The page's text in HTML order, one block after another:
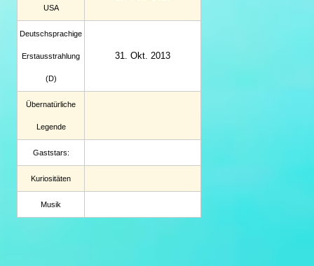
USA
Deutsch­sprachige
Erstaus­strahlung
(D)
31. Okt. 2013
Übernatürliche
Legende
Gaststars:
Kuriositäten
Musik